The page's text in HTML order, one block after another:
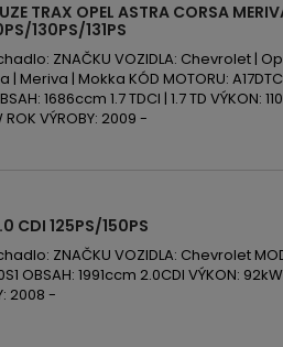
TRAX OPEL ASTRA CORSA
130PS/131PS
ZNAČKU VOZIDLA: Chevrolet |
Meriva | Mokka KÓD MOTORU: A17DTC
1686ccm 1.7 TDCI | 1.7 TD VÝKON:
VÝROBY: 2009 -
CDI 125PS/150PS
ZNAČKU VOZIDLA: Chevrolet
OBSAH: 1991ccm 2.0CDI VÝKON:
2008 -